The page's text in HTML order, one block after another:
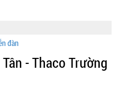
đàn
- Thaco Trường